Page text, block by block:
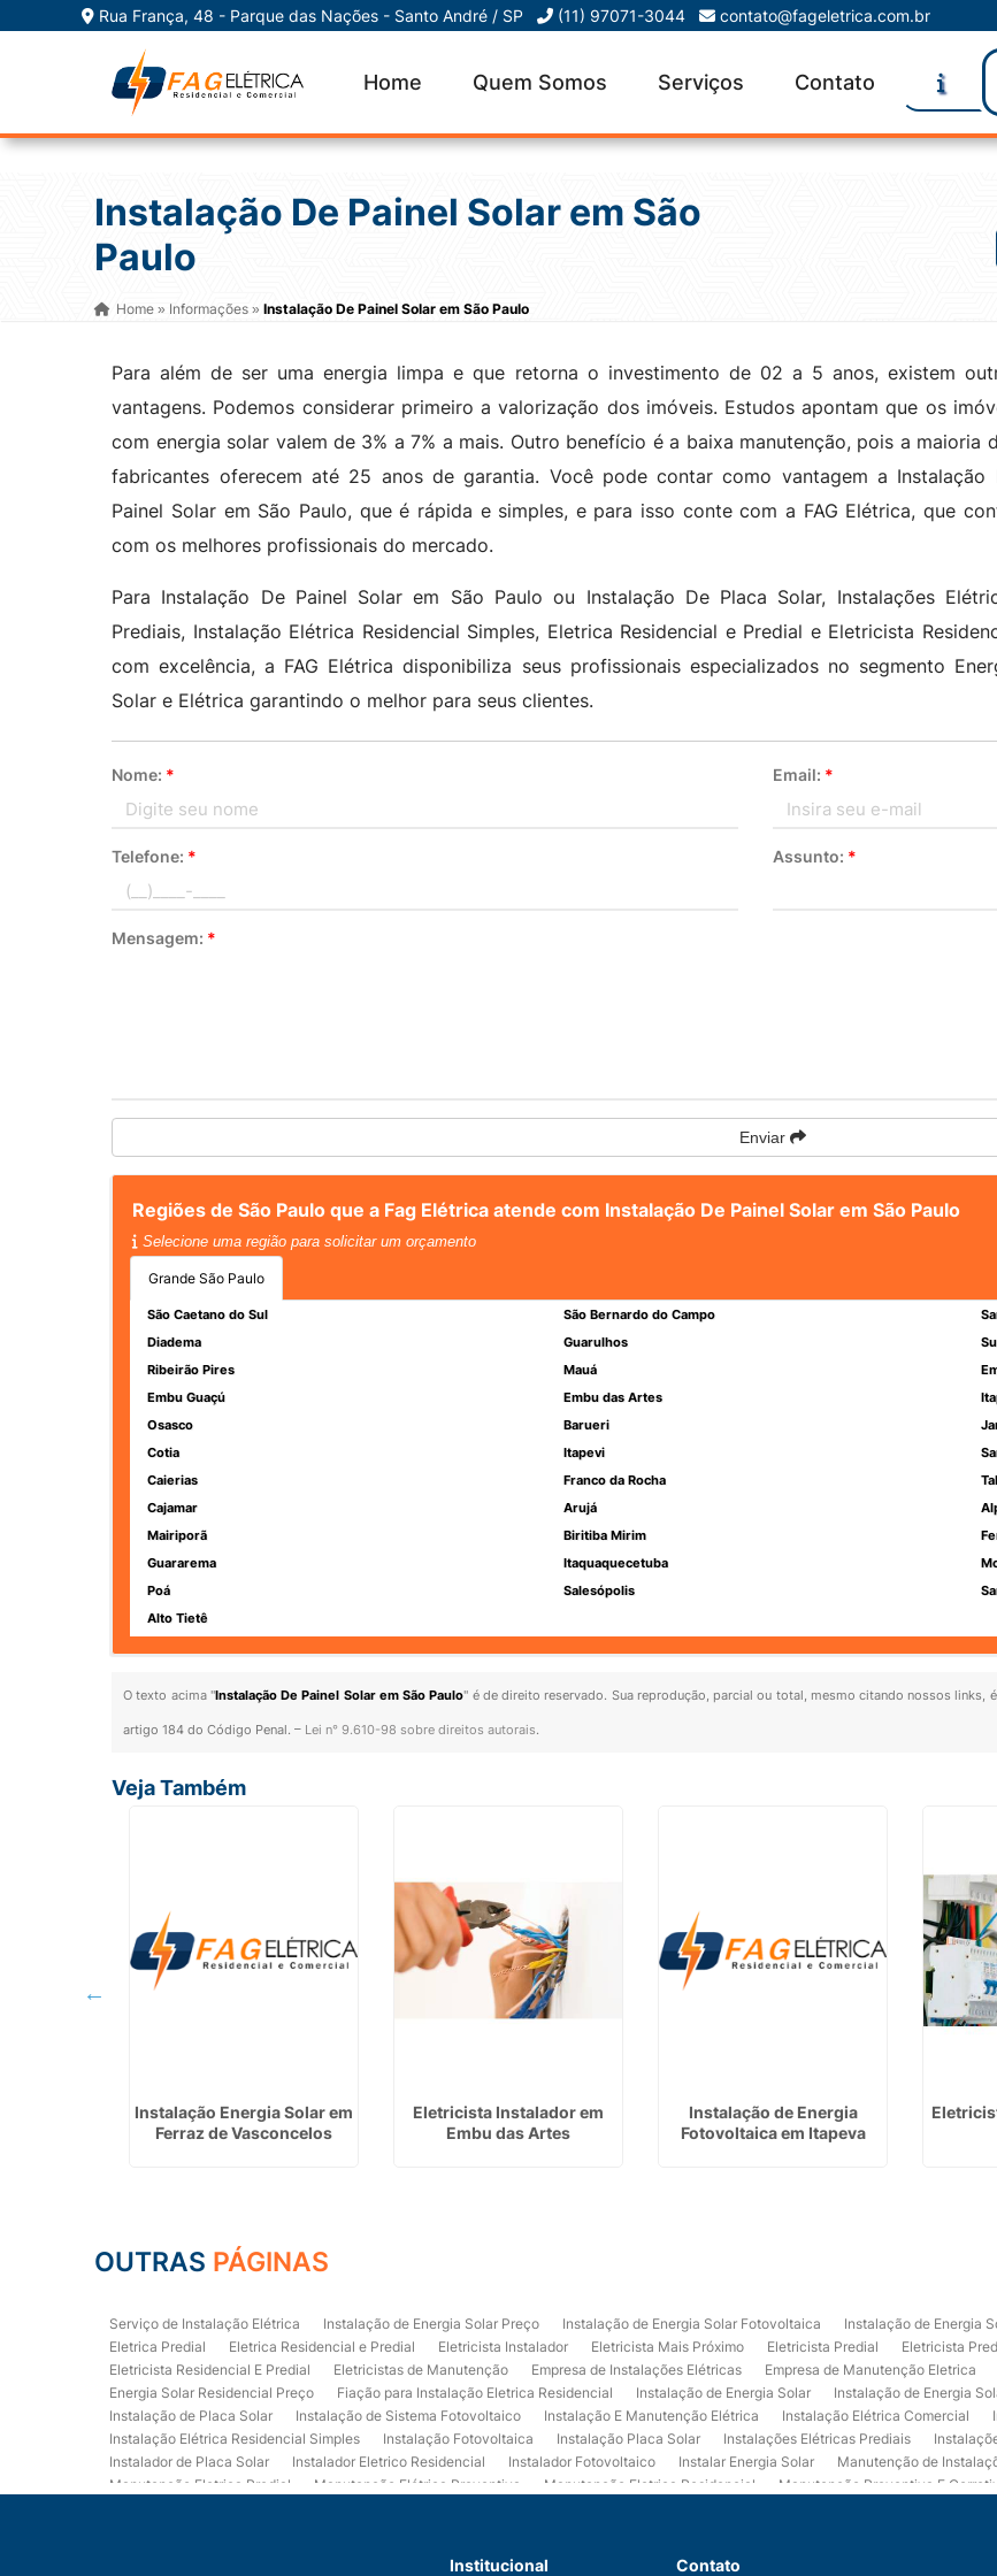
Rua França, 48 - Parque das Nações - Santo André / SP (11) 97071-3044 contato@fageletrica.com.br
Home Quem Somos Serviços Contato
Instalação De Painel Solar em São
Paulo
Home » Informações » Instalação De Painel Solar em São Paulo
Para além de ser uma energia limpa e que retorna o investimento de 02 a 5 anos, existem
vantagens. Podemos considerar primeiro a valorização dos imóveis. Estudos apontam que os
com energia solar valem de 3% a 7% a mais. Outro benefício é a baixa manutenção, pois a maioria
fabricantes oferecem até 25 anos de garantia. Você pode contar como vantagem a Instalação
Painel Solar em São Paulo, que é rápida e simples, e para isso conte com a FAG Elétrica, que
com os melhores profissionais do mercado.
Para Instalação De Painel Solar em São Paulo ou Instalação De Placa Solar, Instalações
Prediais, Instalação Elétrica Residencial Simples, Eletrica Residencial e Predial e Eletricista
com excelência, a FAG Elétrica disponibiliza seus profissionais especializados no segmento
Solar e Elétrica garantindo o melhor para seus clientes.
Nome: * Email: *
Telefone: * Assunto: *
Mensagem: *
Enviar
Regiões de São Paulo que a Fag Elétrica atende com Instalação De Painel Solar em São Paulo
Selecione uma região para solicitar um orçamento
Grande São Paulo
São Caetano do Sul São Bernardo do Campo
Diadema
Guarulhos
Ribeirão Pires
Mauá
Embu Guaçú
Embu das Artes
Osasco
Barueri
Cotia
Itapevi
Caierias
Franco da Rocha
Cajamar
Arujá
Mairiporã
Biritiba Mirim
Guararema
Itaquaquecetuba
Poá
Salesópolis
Alto Tietê
O texto acima "Instalação De Painel Solar em São Paulo" é de direito reservado. Sua reprodução, parcial ou total, mesmo citando nossos
artigo 184 do Código Penal. – Lei n° 9.610-98 sobre direitos autorais.
Veja Também
Instalação Energia Solar em
Ferraz de Vasconcelos
Eletricista Instalador em
Embu das Artes
Instalação de Energia
Fotovoltaica em Itapeva
OUTRAS PÁGINAS
Serviço de Instalação Elétrica Instalação de Energia Solar Preço Instalação de Energia Solar Fotovoltaica Instalação de Energia
Eletrica Predial
Eletrica Residencial e Predial Eletricista Instalador Eletricista Mais Próximo Eletricista Predial Eletricista
Eletricista Residencial E Predial
Eletricistas de Manutenção Empresa de Instalações Elétricas Empresa de Manutenção Eletrica
Energia Solar Residencial Preço
Fiação para Instalação Eletrica Residencial Instalação de Energia Solar Instalação de Energia
Instalação de Placa Solar
Instalação de Sistema Fotovoltaico Instalação E Manutenção Elétrica Instalação Elétrica Comercial
Instalação Elétrica Residencial Simples
Instalação Fotovoltaica Instalação Placa Solar Instalações Elétricas Prediais
Instalador de Placa Solar
Instalador Eletrico Residencial Instalador Fotovoltaico Instalar Energia Solar Manutenção de
Manutenção Eletrica Predial
Manutenção Elétrica Preventiva Manutenção Eletrica Residencial
Manutenção Preventiva E
Institucional Contato